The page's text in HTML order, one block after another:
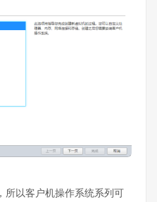
以客户机操作系统系列可